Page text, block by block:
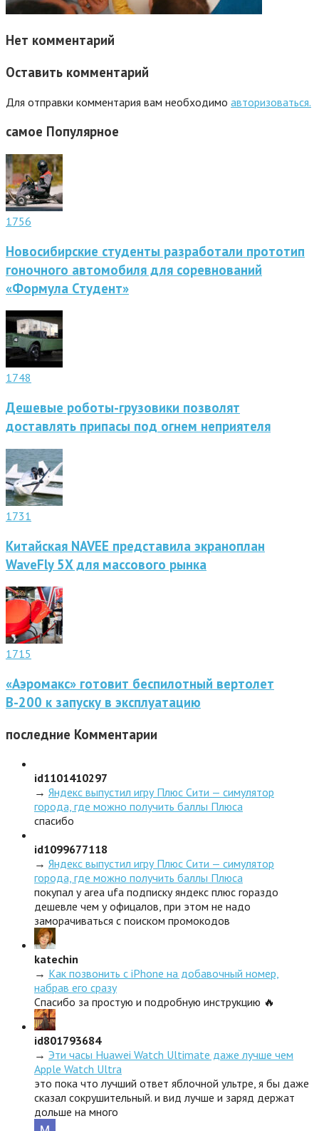
Нет комментарий
Оставить комментарий
Для отправки комментария вам необходимо авторизоваться.
самое Популярное
1756
Новосибирские студенты разработали прототип
гоночного автомобиля для соревнований
«Формула Студент»
1748
Дешевые роботы-грузовики позволят
доставлять припасы под огнем неприятеля
1731
Китайская NAVEE представила экраноплан
WaveFly 5X для массового рынка
1715
«Аэромакс» готовит беспилотный вертолет
В-200 к запуску в эксплуатацию
последние Комментарии
id1101410297
→ Яндекс выпустил игру Плюс Сити — симулятор
города, где можно получить баллы Плюса
спасибо
id1099677118
→ Яндекс выпустил игру Плюс Сити — симулятор
города, где можно получить баллы Плюса
покупал у area ufa подписку яндекс плюс гораздо
дешевле чем у офицалов, при этом не надо
заморачиваться с поиском промокодов
katechin
→ Как позвонить с iPhone на добавочный номер,
набрав его сразу
Спасибо за простую и подробную инструкцию 🔥
id801793684
→ Эти часы Huawei Watch Ultimate даже лучше чем
Apple Watch Ultra
это пока что лучший ответ яблочной ультре, я бы даже
сказал сокрушительный. и вид лучше и заряд держат
дольше на много